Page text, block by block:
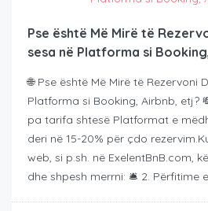
Pse është Më Mirë të
sesa në Platforma si
🌐 Pse është Më Mirë të Rezervoni
Platforma si Booking, Airbnb, etj?
pa tarifa shtesë Platformat e
deri në 15-20% për çdo
web, si p.sh. në ExelentBnB.com,
dhe shpesh merrni: 🛎️ 2. Përfitime